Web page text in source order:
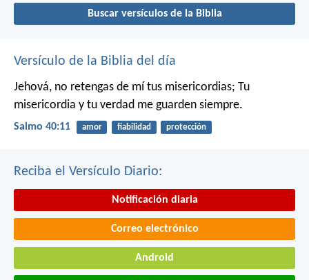
Buscar versículos de la Biblia
Versículo de la Biblia del día
Jehová, no retengas de mí tus misericordias; Tu
misericordia y tu verdad me guarden siempre.
Salmo 40:11 amor fiabilidad protección
Reciba el Versículo Diario:
Notificación diaria
Correo electrónico
Android